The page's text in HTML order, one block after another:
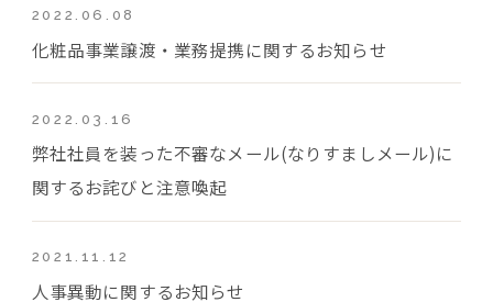
2022.06.08
化粧品事業譲渡・業務提携に関するお知らせ
2022.03.16
弊社社員を装った不審なメール(なりすましメール)に
関するお詫びと注意喚起
2021.11.12
人事異動に関するお知らせ